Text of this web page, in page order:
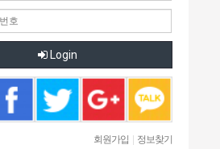
Login
회원가입 | 정보찾기